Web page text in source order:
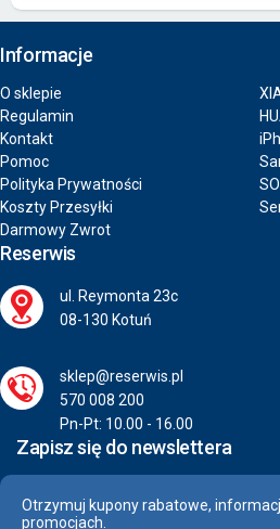
Informacje
O sklepie
Regulamin
Kontakt
Pomoc
Polityka Prywatności
Koszty Przesyłki
Darmowy Zwrot
Reserwis
ul. Reymonta 23c
08-130 Kotuń
sklep@reserwis.pl
570 008 200
Pn-Pt: 10.00 - 16.00
Zapisz się do newslettera
Otrzymuj kupony rabatowe,
promocjach.